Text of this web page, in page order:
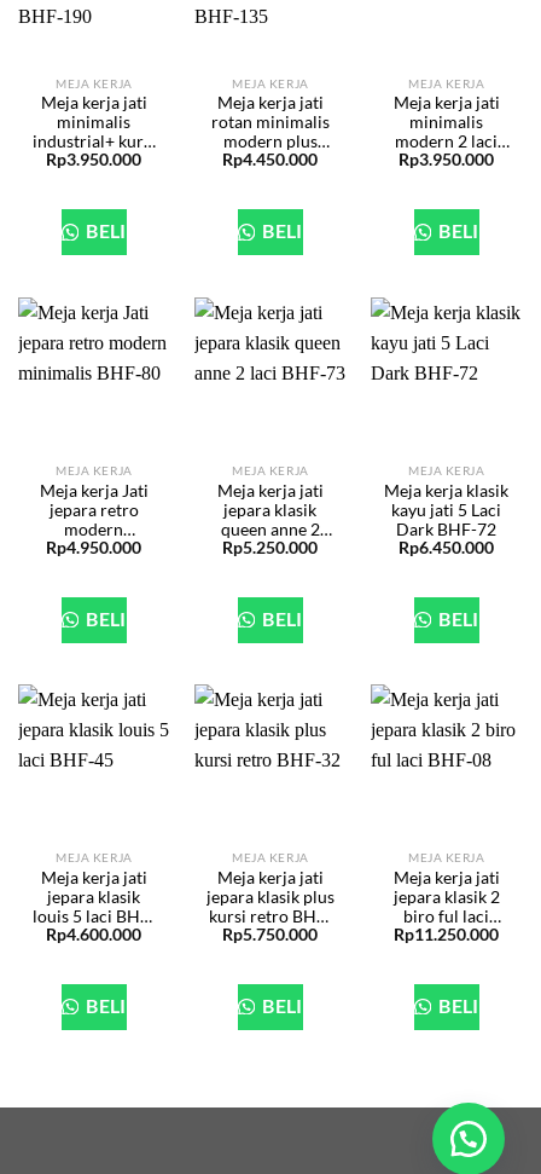
MEJA KERJA
Meja kerja jati
minimalis
industrial+ kursi
BHF-190
Rp3.950.000
BELI
MEJA KERJA
Meja kerja jati
rotan minimalis
modern plus
kursi BHF-135
Rp4.450.000
BELI
MEJA KERJA
Meja kerja jati
minimalis
modern 2 laci
BHF-134
Rp3.950.000
BELI
MEJA KERJA
Meja kerja Jati
jepara retro
modern
minimalis BHF-
Rp4.950.000
BELI
MEJA KERJA
Meja kerja jati
jepara klasik
queen anne 2
laci BHF-73
Rp5.250.000
BELI
MEJA KERJA
Meja kerja klasik
kayu jati 5 Laci
Dark BHF-72
Rp6.450.000
BELI
MEJA KERJA
Meja kerja jati
jepara klasik
louis 5 laci BHF-
45
Rp4.600.000
BELI
MEJA KERJA
Meja kerja jati
jepara klasik plus
kursi retro BHF-
32
Rp5.750.000
BELI
MEJA KERJA
Meja kerja jati
jepara klasik 2
biro ful laci
BHF-08
Rp11.250.000
BELI